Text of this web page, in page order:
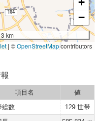
−
3 km
| ©OpenStreetMapcontributors
項目名
値
総数
129 世帯